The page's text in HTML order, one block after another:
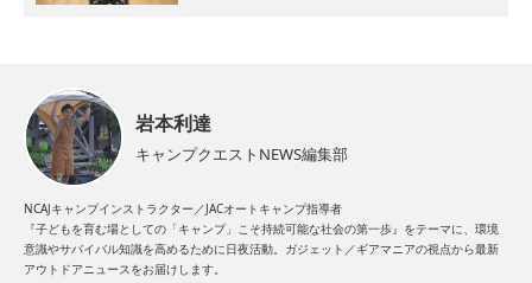
岩本利達
キャンプクエストNEWS編集部
NCAJキャンプインストラクター／JACオートキャンプ指導者
『子どもを育む場としての「キャンプ」こそ持続可能な社会の第一歩』をテーマに、環境
意識やサバイバル知識を高めるために日夜活動。ガジェット／ギアマニアの視点から最新
アウトドアニュースをお届けします。